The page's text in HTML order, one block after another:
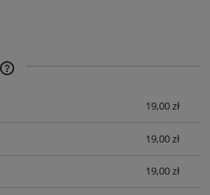
19,00 zł
19,00 zł
19,00 zł